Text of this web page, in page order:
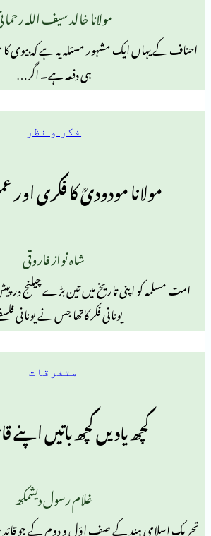
مولانا خالد سیف اللہ
احناف کے یہاں ایک مشہور مسئلہ یہ ہے کہ بیوی
ہی دفعہ ہے۔ اگر…
فکر و نظر
مولانا مودودیؒ کا فکری اور
شاہ نواز فاروقی
امت مسلمہ کو اپنی تاریخ میں تین بڑے چیلنج
یونانی فکر کاتھا جس نے یونانی
متفرقات
کچھ یادیں کچھ باتیں اپنے
غلام رسول دیشمکھ
تحریک اسلامی ہند کے صف اوّل و دوم کے جو